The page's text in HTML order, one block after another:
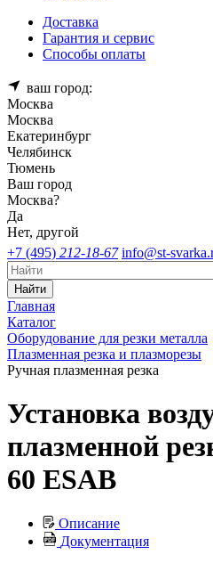
Доставка
Гарантия и сервис
Способы оплаты
ваш город:
Москва
Москва
Екатеринбург
Челябинск
Тюмень
Ваш город
Москва?
Да
Нет, другой
+7 (495) 212-18-67 info@st-
Найти
Главная
Каталог
Оборудование для резки металла
Плазменная резка и плазморезы
Ручная плазменная резка
Установка
плазменной
60 ESAB
Описание
Документация